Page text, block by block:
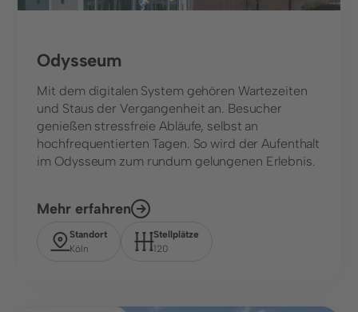
Odysseum
Mit dem digitalen System gehören Wartezeiten
und Staus der Vergangenheit an. Besucher
genießen stressfreie Abläufe, selbst an
hochfrequentierten Tagen. So wird der Aufenthalt
im Odysseum zum rundum gelungenen Erlebnis.
Mehr erfahren
Standort
Köln
Stellplätze
120